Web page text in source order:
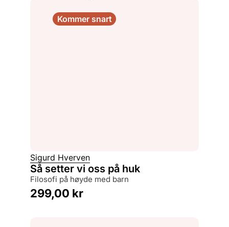
Kommer snart
Sigurd Hverven
Så setter vi oss på huk
filosofi på høyde med barn
299,00 kr